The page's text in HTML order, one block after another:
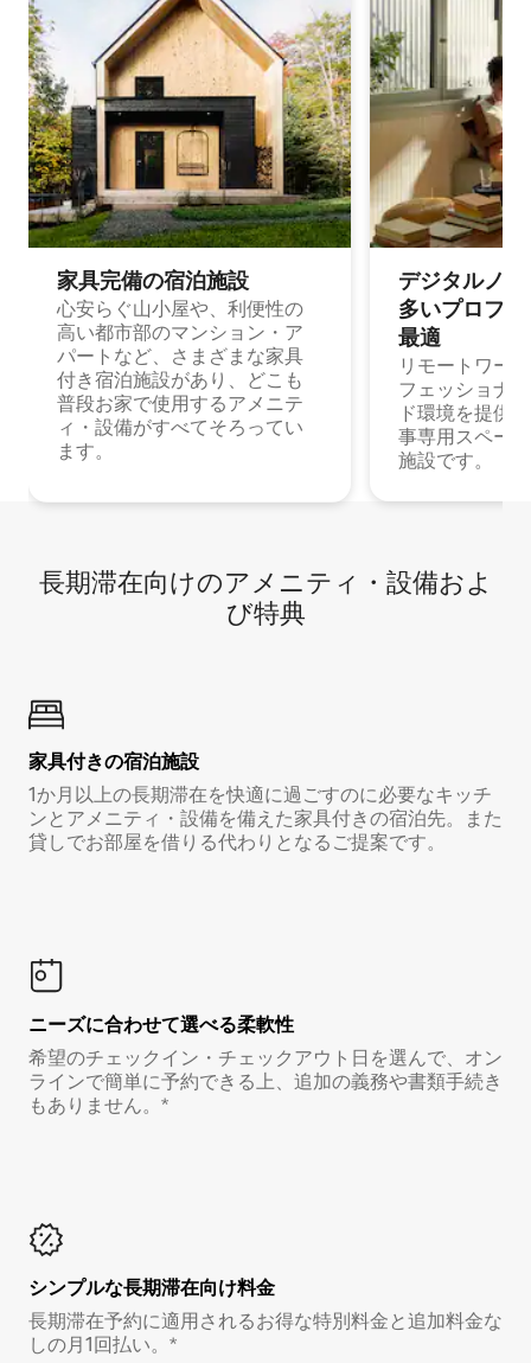
家具完備の宿⁠泊⁠施⁠設
心安らぐ山小屋や、利便性の
高い都市部のマンション・ア
パートなど、さまざまな家具
付き宿泊施設があり、どこも
普段お家で使用するアメニテ
ィ・設備がすべてそろってい
ます。
デジタルノ
多⁠いプ⁠ロ⁠フ⁠
最⁠適
リモートワー
フェッショナ
ド環境を提供
事専用スペー
施設です。
長期滞在向け⁠のア⁠メ⁠ニ⁠テ⁠ィ⁠・設⁠備⁠およ
び特⁠典
家具付き⁠の宿⁠泊⁠施⁠設
1か月以上の長期滞在を快適に過ごすのに必要なキッチ
ンとアメニティ・設備を備えた家具付きの宿泊先。また
貸しでお部屋を借りる代わりとなるご提案です。
ニーズに合わせて選べる柔軟性
希望のチェックイン・チェックアウト日を選んで、オン
ラインで簡単に予約できる上、追加の義務や書類手続き
もありません。*
シンプルな長期滞在向け料金
長期滞在予約に適用されるお得な特別料金と追加料金な
しの月1回払い。*